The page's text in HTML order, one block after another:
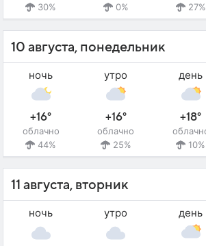
30%
0%
27%
10 августа, понедельник
ночь
+16°
облачно
44%
утро
+16°
облачно
25%
день
+18°
10%
11 августа, вторник
ночь утро день